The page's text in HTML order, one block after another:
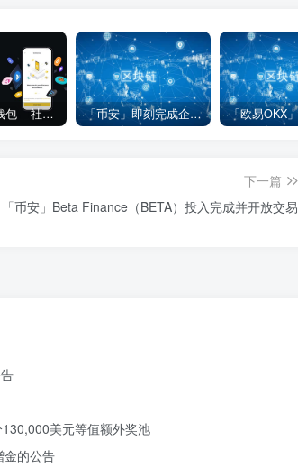
币安Web3钱包 – 社区常见问题答疑 「币安」即刻完成企业账户认证，享VIP 2等级福利
下一篇
「币安」Beta Finance（BETA）投入完成并开放交易
美元等值额外奖池
金的公告